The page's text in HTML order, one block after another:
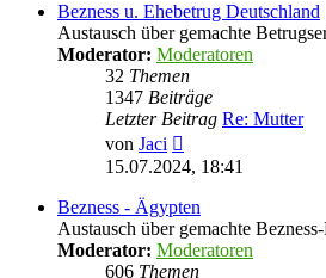
Bezness u. Ehebetrug Deutschland
Austausch über gemachte
Moderator: Moderatoren
32 Themen
1347 Beiträge
Letzter Beitrag Re: Mutter
von Jaci
Beitrag
15.07.2024, 18:41
Bezness - Ägypten
Austausch über gemachte
Moderator: Moderatoren
606 Themen